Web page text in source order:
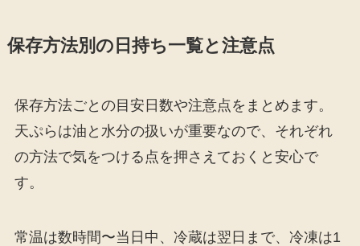
保存方法別の日持ち一覧と注意点
保存方法ごとの目安日数や注意点をまとめます。
天ぷらは油と水分の扱いが重要なので、それぞれ
の方法で気をつける点を押さえておくと安心で
す。
常温は数時間〜当日中、冷蔵は翌日まで、冷凍は1